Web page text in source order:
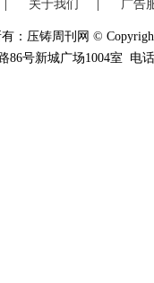
关于我们 广告
：压铸周刊网 ©
号新城广场1004室 电